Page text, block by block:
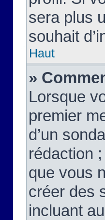
sera plus
souhait
Haut
»
Lorsque
premier
d’un
rédaction
que vous
créer des
incluant